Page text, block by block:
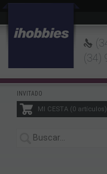
(34)
INVITADO
MI CESTA 0artículos